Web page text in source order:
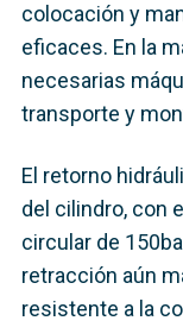
colocación y
eficaces. En la
necesarias
transporte y
El retorno
del cilindro, con
circular de
retracción aún
resistente a la